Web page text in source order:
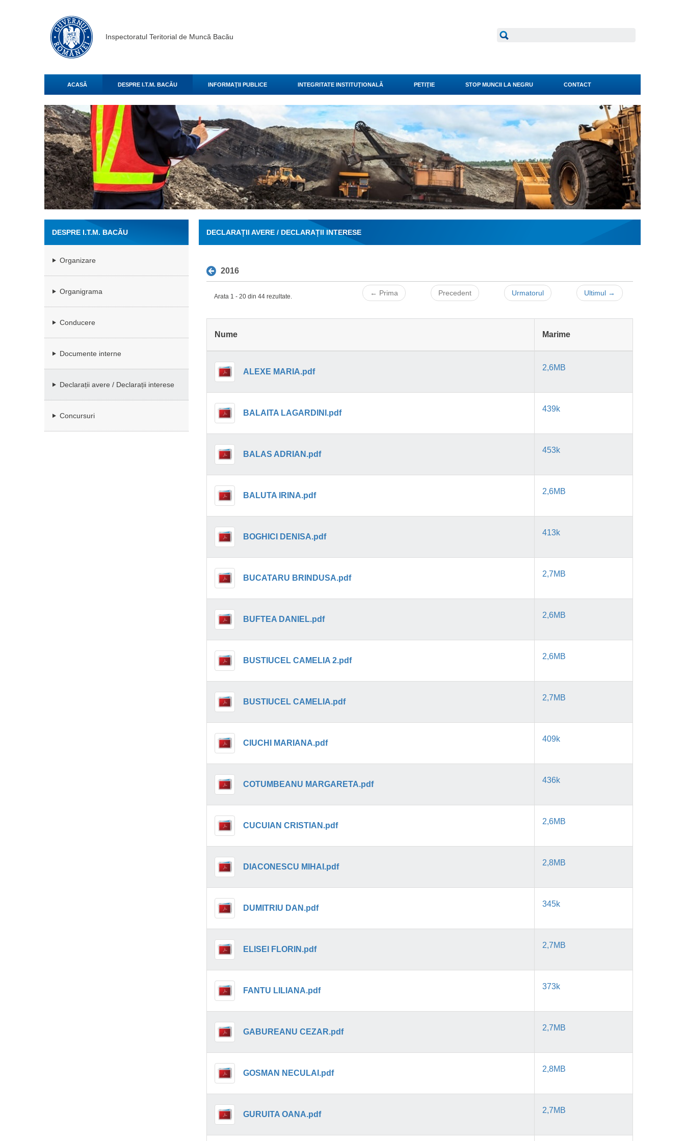
Inspectoratul Teritorial de Muncă Bacău
ACASĂ DESPRE I.T.M. BACĂU INFORMAŢII PUBLICE INTEGRITATE INSTITUŢIONALĂ PETIŢIE STOP MUNCII LA NEGRU CONTACT
DESPRE I.T.M. BACĂU
Organizare
Organigrama
Conducere
Documente interne
Declarații avere / Declarații interese
Concursuri
DECLARAȚII AVERE / DECLARAȚII INTERESE
2016
Arata 1 - 20 din 44 rezultate. ← Prima Precedent Urmatorul Ultimul →
Nume Marime
ALEXE MARIA.pdf 2,6MB
BALAITA LAGARDINI.pdf 439k
BALAS ADRIAN.pdf 453k
BALUTA IRINA.pdf 2,6MB
BOGHICI DENISA.pdf 413k
BUCATARU BRINDUSA.pdf 2,7MB
BUFTEA DANIEL.pdf 2,6MB
BUSTIUCEL CAMELIA 2.pdf 2,6MB
BUSTIUCEL CAMELIA.pdf 2,7MB
CIUCHI MARIANA.pdf 409k
COTUMBEANU MARGARETA.pdf 436k
CUCUIAN CRISTIAN.pdf 2,6MB
DIACONESCU MIHAI.pdf 2,8MB
DUMITRIU DAN.pdf 345k
ELISEI FLORIN.pdf 2,7MB
FANTU LILIANA.pdf 373k
GABUREANU CEZAR.pdf 2,7MB
GOSMAN NECULAI.pdf 2,8MB
GURUITA OANA.pdf 2,7MB